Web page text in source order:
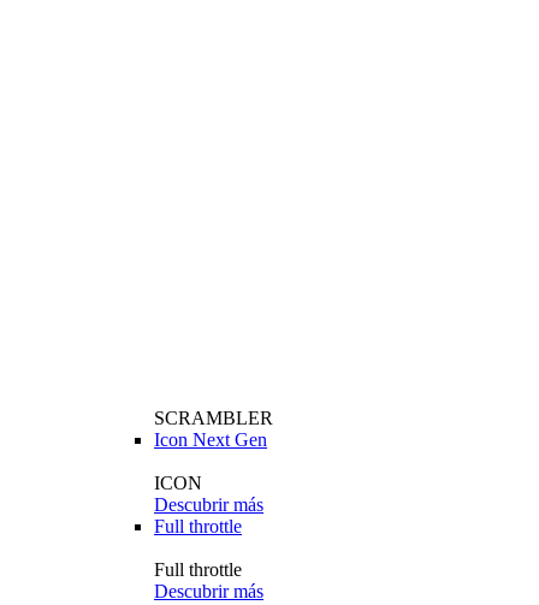
SCRAMBLER
Icon Next Gen
ICON
Descubrir más
Full throttle
Full throttle
Descubrir más